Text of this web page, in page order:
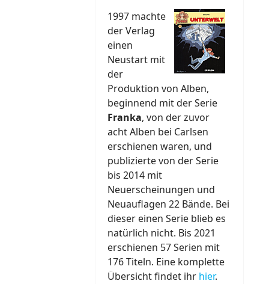
1997 machte
der Verlag
einen
Neustart mit
der
Produktion von Alben,
beginnend mit der Serie
Franka, von der zuvor
acht Alben bei Carlsen
erschienen waren, und
publizierte von der Serie
bis 2014 mit
Neuerscheinungen und
Neuauflagen 22 Bände. Bei
dieser einen Serie blieb es
natürlich nicht. Bis 2021
erschienen 57 Serien mit
176 Titeln. Eine komplette
Übersicht findet ihr hier.